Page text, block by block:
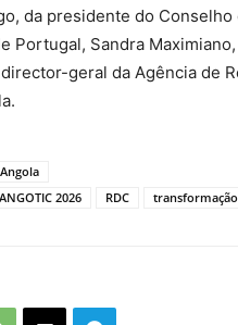
da presidente do
Portugal, Sandra
geral da Agência de
ANGOTIC 2026 RDC